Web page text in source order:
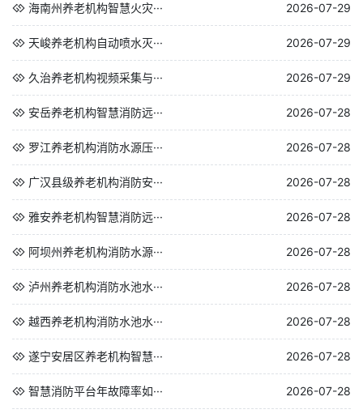
海南州养老机构智慧火灾··· 2026-07-29
天峻养老机构自动喷水灭··· 2026-07-29
久治养老机构视频采集与··· 2026-07-29
安岳养老机构智慧消防远··· 2026-07-28
罗江养老机构消防水源压··· 2026-07-28
广汉县级养老机构消防安··· 2026-07-28
雅安养老机构智慧消防远··· 2026-07-28
阿坝州养老机构消防水源··· 2026-07-28
泸州养老机构消防水池水··· 2026-07-28
越西养老机构消防水池水··· 2026-07-28
遂宁安居区养老机构智慧··· 2026-07-28
智慧消防平台年故障率如··· 2026-07-28